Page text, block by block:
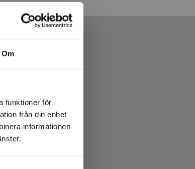
Om
funktioner för
från din enhet
informationen